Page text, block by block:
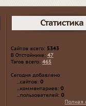
Статистика
Сайтов всего: 5343
В Отстойнике: 47
Тэгов всего: 465
Сегодня добавлено
...сайтов: 0
...комментариев: 0
...пользователей: 0
Полная